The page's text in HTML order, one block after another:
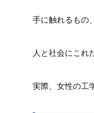
手に触れるもの
人と社会にこれ
実際、女性の工